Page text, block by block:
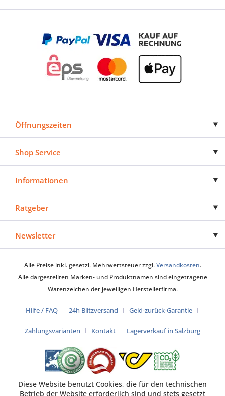
Öffnungszeiten
Shop Service
Informationen
Ratgeber
Newsletter
Alle Preise inkl. gesetzl. Mehrwertsteuer zzgl.Versandkosten.
Alle dargestellten Marken- und Produktnamen sind eingetragene
Warenzeichen der jeweiligen Herstellerfirma.
Hilfe / FAQ 24h Blitzversand Geld-zurück-Garantie
Zahlungsvarianten Kontakt Lagerverkauf in Salzburg
Diese Website benutzt Cookies, die für den technischen
Betrieb der Website erforderlich sind und stets gesetzt